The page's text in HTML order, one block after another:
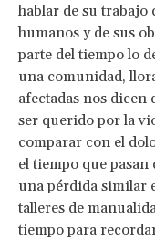
hablar de su trabajo
humanos y de sus
parte del tiempo lo
una comunidad,
afectadas nos dicen
ser querido por la
comparar con el
el tiempo que
una pérdida similar
talleres de
tiempo para